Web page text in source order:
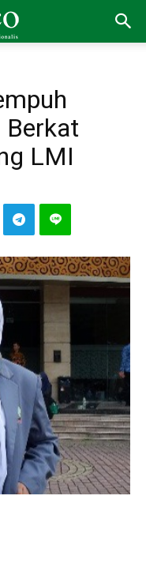
Berkat
LMI